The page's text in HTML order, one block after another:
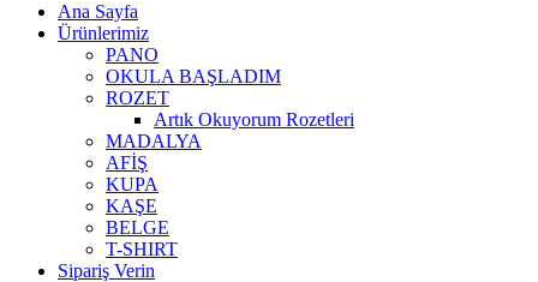
Ana Sayfa
Ürünlerimiz
PANO
OKULA BAŞLADIM
ROZET
Artık Okuyorum Rozetleri
MADALYA
AFİŞ
KUPA
KAŞE
BELGE
T-SHIRT
Sipariş Verin